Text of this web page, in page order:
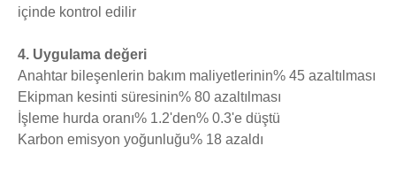
içinde kontrol edilir
4. Uygulama değeri
Anahtar bileşenlerin bakım maliyetlerinin% 45 azaltılması
Ekipman kesinti süresinin% 80 azaltılması
İşleme hurda oranı% 1.2'den% 0.3'e düştü
Karbon emisyon yoğunluğu% 18 azaldı